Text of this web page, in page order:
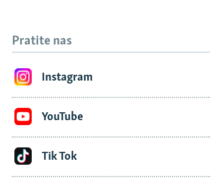
Pratite nas
Instagram
YouTube
Tik Tok